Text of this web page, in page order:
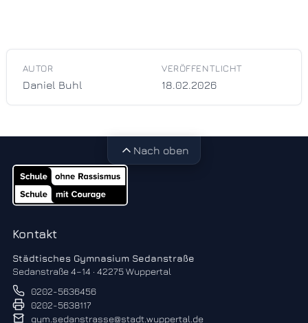
AUTOR
Daniel Buhl
VERÖFFENTLICHT
18.02.2026
Nach oben
Kontakt
Städtisches Gymnasium Sedanstraße
Sedanstraße 4–14 · 42275 Wuppertal
0202-5636456
0202-5638117
gym.sedanstrasse@stadt.wuppertal.de